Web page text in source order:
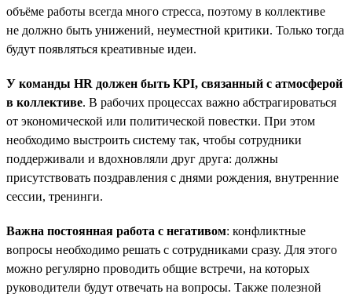
объёме работы всегда много стресса, поэтому в коллективе
не должно быть унижений, неуместной критики. Только тогда
будут появляться креативные идеи.
У команды HR должен быть KPI, связанный с атмосферой
в коллективе. В рабочих процессах важно абстрагироваться
от экономической или политической повестки. При этом
необходимо выстроить систему так, чтобы сотрудники
поддерживали и вдохновляли друг друга: должны
присутствовать поздравления с днями рождения, внутренние
сессии, тренинги.
Важна постоянная работа с негативом: конфликтные
вопросы необходимо решать с сотрудниками сразу. Для этого
можно регулярно проводить общие встречи, на которых
руководители будут отвечать на вопросы. Также полезной